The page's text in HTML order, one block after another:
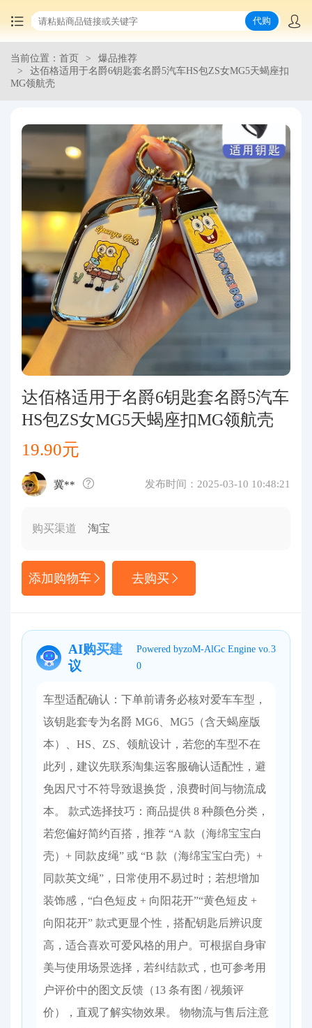
首页
集运服务
爆品推荐
查询运单
最新公告
物流资讯
代购问答
关于我们
代购
当前位置：首页
爆品推荐
达佰格适用于名爵6钥匙套名爵5汽车HS包ZS女MG5天蝎座扣
MG领航壳
达佰格适用于名爵6钥匙套名爵5汽车
HS包ZS女MG5天蝎座扣MG领航壳
19.90元
冀** 发布时间：2025-03-10 10:48:21
购买渠道 淘宝
添加购物车 去购买
AI购买建
议
Powered byzoM-AlGc Engine vo.3
0
车型适配确认：下单前请务必核对爱车车型，
该钥匙套专为名爵 MG6、MG5（含天蝎座版
本）、HS、ZS、领航设计，若您的车型不在
此列，建议先联系淘集运客服确认适配性，避
免因尺寸不符导致退换货，浪费时间与物流成
本。 款式选择技巧：商品提供 8 种颜色分类，
若您偏好简约百搭，推荐 “A 款（海绵宝宝白
壳）+ 同款皮绳” 或 “B 款（海绵宝宝白壳）+
同款英文绳”，日常使用不易过时；若想增加
装饰感，“白色短皮 + 向阳花开”“黄色短皮 +
向阳花开” 款式更显个性，搭配钥匙后辨识度
高，适合喜欢可爱风格的用户。可根据自身审
美与使用场景选择，若纠结款式，也可参考用
户评价中的图文反馈（13 条有图 / 视频评
价），直观了解实物效果。 物物流与售后注意